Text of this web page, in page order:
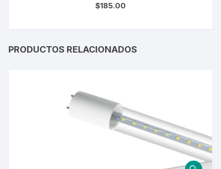
$185.00
PRODUCTOS RELACIONADOS